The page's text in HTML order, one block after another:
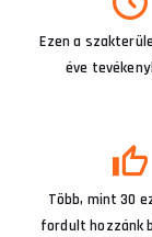
Ezen a
éve
Több, mint 30
fordult hozzánk